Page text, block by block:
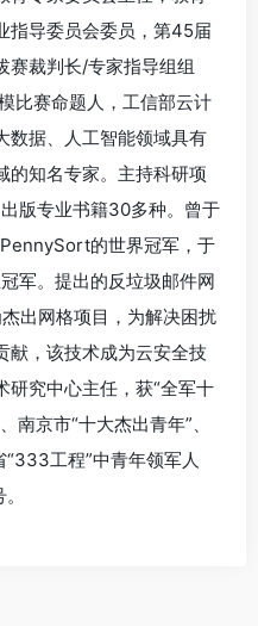
指导委员会委员，第45届
赛裁判长/专家指导组组
比赛命题人，工信部云计
数据、人工智能领域具有
的知名专家。主持科研项
版专业书籍30多种。曾于
的世界冠军，于
军。提出的反垃圾邮件网
出网格项目，为解决困扰
献，该技术成为云安全技
研究中心主任，获“全军十
南京市“十大杰出青年”、
“333工程”中青年领军人